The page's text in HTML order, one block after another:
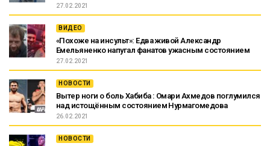
27.02.2021
ВИДЕО
«Похоже на инсульт»: Едва живой Александр
Емельяненко напугал фанатов ужасным состоянием
27.02.2021
НОВОСТИ
Вытер ноги о боль Хабиба : Омари Ахмедов поглумился
над истощённым состоянием Нурмагомедова
26.02.2021
НОВОСТИ